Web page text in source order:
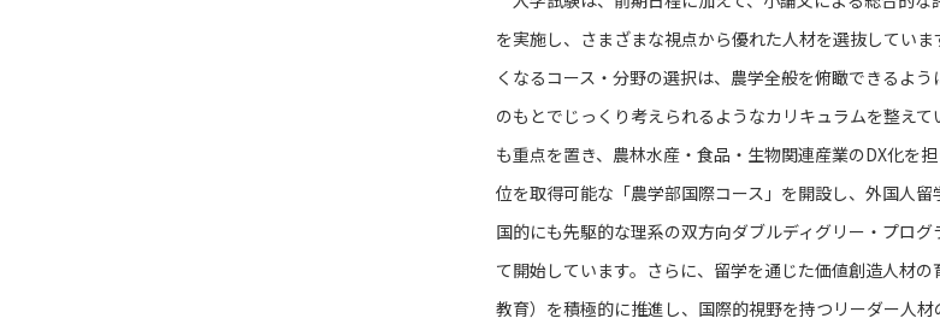
を実施し、さまざまな視点から優れた人材を選抜してい
くなるコース・分野の選択は、農学全般を俯瞰できるよ
のもとでじっくり考えられるようなカリキュラムを整え
も重点を置き、農林水産・食品・生物関連産業のDX化を
位を取得可能な「農学部国際コース」を開設し、外国人
国的にも先駆的な理系の双方向ダブルディグリー・プロ
て開始しています。さらに、留学を通じた価値創造人材
教育）を積極的に推進し、国際的視野を持つリーダー人材